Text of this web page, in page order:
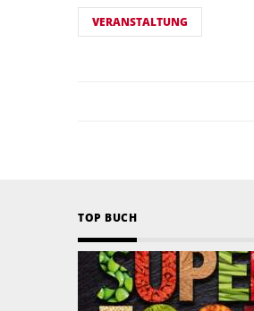
VERANSTALTUNG
TOP BUCH